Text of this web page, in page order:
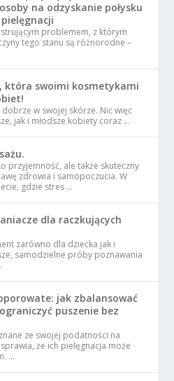
na odzyskanie połysku
problemem, z którym
tego stanu są różnorodne –
która swoimi kosmetykami
w swojej skórze. Nic więc
jak i młodsze kobiety coraz …
przyjemność, ale także skuteczny
zdrowia i samopoczucia. W
gdzie stres …
dla raczkujących
zarówno dla dziecka jak i
samodzielne próby poznawania
jak zbalansować
puszenie bez
ze swojej podatności na
że ich pielęgnacja może
…